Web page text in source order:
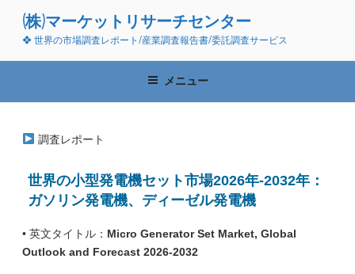
ン
(株)マーケットリサーチセンター
❖ 世界の市場調査レポート/産業調査報告書/委託調査サービス
メニュー
調査レポート
世界の小型発電機セット市場2026年-2032年：
ガソリン発電機、ディーゼル発電機
• 英文タイトル： Micro Generator Set Market, Global
Outlook and Forecast 2026-2032